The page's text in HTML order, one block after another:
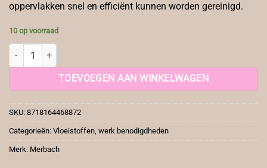
oppervlakken snel en efficiënt kunnen worden gereinigd.
10 op voorraad
Alcohol 80% 500ml sprayflacon Merbach aantal
TOEVOEGEN AAN WINKELWAGEN
SKU: 8718164468872
Categorieën: Vloeistoffen werk benodigdheden
Merk: Merbach